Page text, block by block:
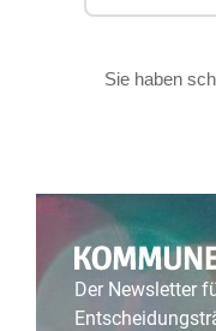
Der Newsletter